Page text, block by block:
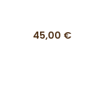
45,00 €